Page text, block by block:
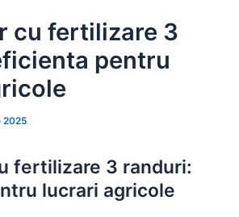
cu fertilizare 3
pentru
2025
fertilizare 3 randuri:
lucrari agricole